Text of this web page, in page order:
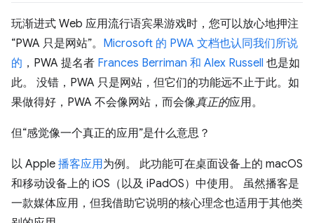
玩渐进式 Web 应用流行语宾果游戏时，您可以放心地押注
“PWA 只是网站”。 Microsoft 的 PWA 文档也认同我们所说
的 ，PWA 提名者 Frances Berriman 和 Alex Russell 也是如
此。 没错，PWA 只是网站，但它们的功能远不止于此。如
果做得好，PWA 不会像网站，而会像真正的应用。
但“感觉像一个真正的应用”是什么意思？
以 Apple 播客应用为例。 此功能可在桌面设备上的 macOS
和移动设备上的 iOS（以及 iPadOS）中使用。 虽然播客是
一款媒体应用，但我借助它说明的核心理念也适用于其他类